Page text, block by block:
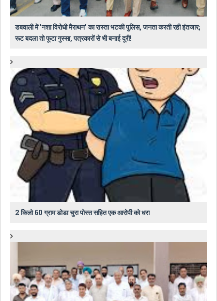
डबवाली में 'नशा विरोधी मैराथन' का रास्ता भटकी पुलिस, जनता करती रही इंतजार;
रूट बदला तो फूटा गुस्सा, पत्रकारों से भी बनाई दूरी!
2 किलो 60 ग्राम डोडा चुरा पोस्त सहित एक आरोपी को धरा